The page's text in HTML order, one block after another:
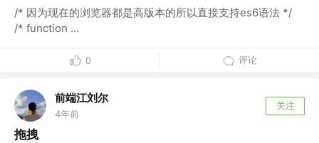
/* 因为现在的浏览器都是高版本的所以直接支持es6语法 */
/* function ...
0 评论
前端江刘尔
4年前
关注
拖拽